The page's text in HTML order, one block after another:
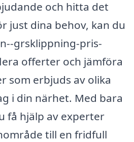
och hitta det
just dina behov, kan du
grsklippning-pris-
offerter och jämföra
som erbjuds av olika
i din närhet. Med bara
få hjälp av experter
till en fridfull